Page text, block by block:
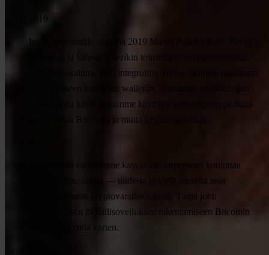
2019
Invity perustettiin vuonna 2019 Marek Palatinuksen, Pavol
Rusnákin ja Štěpán Uheríkin toimesta työpöytäversiosena
vertailutyökaluna, joka integroitiin Trezor Suiteen, maailman
ensimmäiseen hardware walletiin. Toimialan edelläkävijän
keskuksesta käsin autoimme käyttäjiä vertailemaan parhaita
tapoja ostaa Bitcoinia ja muita kryptovaluuttoja.
Ajan myötä vastasimme kasvavaan tarpeeseen kouluttaa
käyttäjiä Bitcoinista — uudesta ja vielä suurelta osin
tutkimattomasta kryptovarallisuudesta. Tämä johti
yksinkertaisen mobiilisovelluksen rakentamiseen Bitcoinin
ostoa ja myyntiä varten.